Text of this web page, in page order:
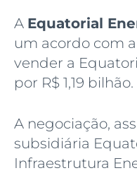
A Equatorial
um acordo com
vender a
por R$ 1,19 bilhão.
A negociação,
subsidiária
Infraestrutura